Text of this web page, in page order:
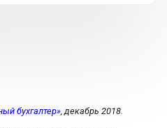
бухгалтер», декабрь 2018.